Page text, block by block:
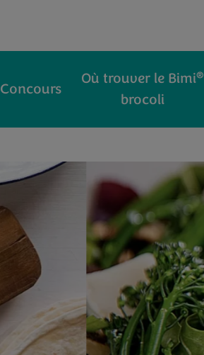
Concours
Où trouver le Bimi®
brocoli